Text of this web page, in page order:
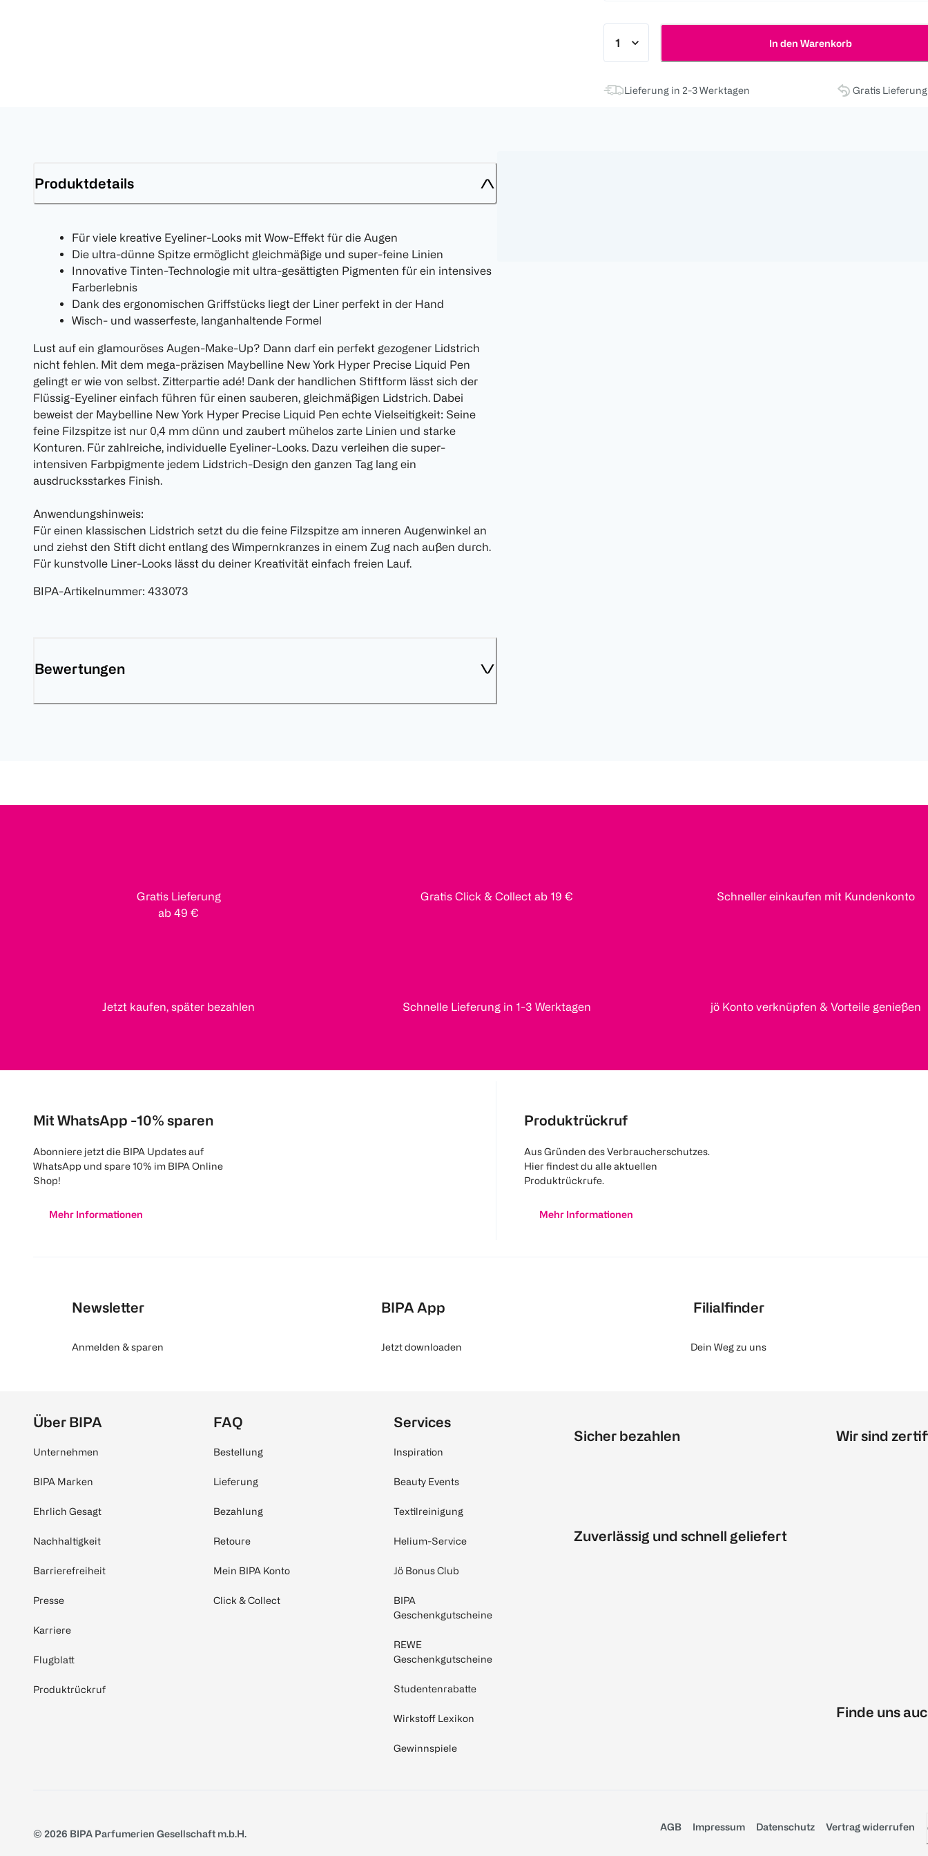
In den Warenkorb
Lieferung in 2-3 Werktagen Gratis
Produktdetails
Für viele kreative Eyeliner-Looks mit Wow-Effekt für die Augen
Die ultra-dünne Spitze ermöglicht gleichmäßige und super-feine Linien
Innovative Tinten-Technologie mit ultra-gesättigten Pigmenten für ein intensives
Farberlebnis
Dank des ergonomischen Griffstücks liegt der Liner perfekt in der Hand
Wisch- und wasserfeste, langanhaltende Formel
Lust auf ein glamouröses Augen-Make-Up? Dann darf ein perfekt gezogener Lidstrich
nicht fehlen. Mit dem mega-präzisen Maybelline New York Hyper Precise Liquid Pen
gelingt er wie von selbst. Zitterpartie adé! Dank der handlichen Stiftform lässt sich der
Flüssig-Eyeliner einfach führen für einen sauberen, gleichmäßigen Lidstrich. Dabei
beweist der Maybelline New York Hyper Precise Liquid Pen echte Vielseitigkeit: Seine
feine Filzspitze ist nur 0,4 mm dünn und zaubert mühelos zarte Linien und starke
Konturen. Für zahlreiche, individuelle Eyeliner-Looks. Dazu verleihen die super-
intensiven Farbpigmente jedem Lidstrich-Design den ganzen Tag lang ein
ausdrucksstarkes Finish.
Anwendungshinweis:
Für einen klassischen Lidstrich setzt du die feine Filzspitze am inneren Augenwinkel an
und ziehst den Stift dicht entlang des Wimpernkranzes in einem Zug nach außen durch.
Für kunstvolle Liner-Looks lässt du deiner Kreativität einfach freien Lauf.
BIPA-Artikelnummer: 433073
Bewertungen
Gratis Lieferung
ab 49 €
Gratis Click & Collect ab 19 € Schneller einkaufen mit Kundenkonto
Jetzt kaufen, später bezahlen Schnelle Lieferung in 1-3 Werktagen jö Konto verknüpfen & Vorteile genießen
Mit WhatsApp -10% sparen
Abonniere jetzt die BIPA Updates auf
WhatsApp und spare 10% im BIPA Online
Shop!
Mehr Informationen
Produktrückruf
Aus Gründen des Verbraucherschutzes.
Hier findest du alle aktuellen
Produktrückrufe.
Mehr Informationen
Newsletter
Anmelden & sparen
BIPA App
Jetzt downloaden
Filialfinder
Dein Weg zu uns
Über BIPA
Unternehmen
BIPA Marken
Ehrlich Gesagt
Nachhaltigkeit
Barrierefreiheit
Presse
Karriere
Flugblatt
Produktrückruf
FAQ
Bestellung
Lieferung
Bezahlung
Retoure
Mein BIPA Konto
Click & Collect
Services
Inspiration
Beauty Events
Textilreinigung
Helium-Service
Jö Bonus Club
BIPA
Geschenkgutscheine
REWE
Geschenkgutscheine
Studentenrabatte
Wirkstoff Lexikon
Gewinnspiele
Sicher bezahlen
Zuverlässig und schnell geliefert
Wir sind
Finde uns
© 2026 BIPA Parfumerien Gesellschaft m.b.H.
AGB Impressum Datenschutz Vertrag widerrufen